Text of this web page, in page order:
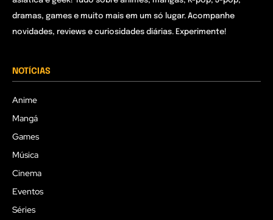
dramas, games e muito mais em um só lugar. Acompanhe
novidades, reviews e curiosidades diárias. Experimente!
NOTÍCIAS
Anime
Mangá
Games
Música
Cinema
Eventos
Séries